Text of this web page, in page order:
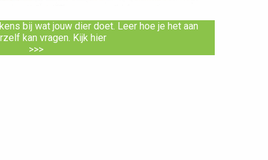
bij wat jouw dier doet. Leer hoe je het aan
kan vragen. Kijk hier
>>>